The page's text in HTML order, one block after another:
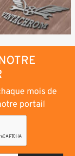
mois de
portail